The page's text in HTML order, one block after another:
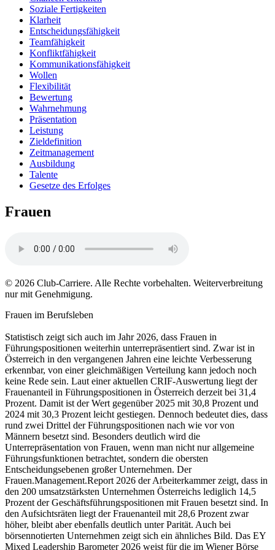
Soziale Fertigkeiten
Klarheit
Entscheidungsfähigkeit
Teamfähigkeit
Konfliktfähigkeit
Kommunikationsfähigkeit
Wollen
Flexibilität
Bewertung
Wahrnehmung
Präsentation
Leistung
Zieldefinition
Zeitmanagement
Ausbildung
Talente
Gesetze des Erfolges
Frauen
© 2026 Club-Carriere. Alle Rechte vorbehalten. Weiterverbreitung
nur mit Genehmigung.
Frauen im Berufsleben
Statistisch zeigt sich auch im Jahr 2026, dass Frauen in
Führungspositionen weiterhin unterrepräsentiert sind. Zwar ist in
Österreich in den vergangenen Jahren eine leichte Verbesserung
erkennbar, von einer gleichmäßigen Verteilung kann jedoch noch
keine Rede sein. Laut einer aktuellen CRIF-Auswertung liegt der
Frauenanteil in Führungspositionen in Österreich derzeit bei 31,4
Prozent. Damit ist der Wert gegenüber 2025 mit 30,8 Prozent und
2024 mit 30,3 Prozent leicht gestiegen. Dennoch bedeutet dies, dass
rund zwei Drittel der Führungspositionen nach wie vor von
Männern besetzt sind. Besonders deutlich wird die
Unterrepräsentation von Frauen, wenn man nicht nur allgemeine
Führungsfunktionen betrachtet, sondern die obersten
Entscheidungsebenen großer Unternehmen. Der
Frauen.Management.Report 2026 der Arbeiterkammer zeigt, dass in
den 200 umsatzstärksten Unternehmen Österreichs lediglich 14,5
Prozent der Geschäftsführungspositionen mit Frauen besetzt sind. In
den Aufsichtsräten liegt der Frauenanteil mit 28,6 Prozent zwar
höher, bleibt aber ebenfalls deutlich unter Parität. Auch bei
börsennotierten Unternehmen zeigt sich ein ähnliches Bild. Das EY
Mixed Leadership Barometer 2026 weist für die im Wiener Börse